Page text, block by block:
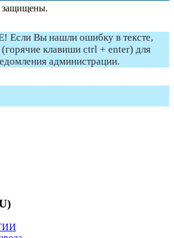
защищены.
Вы нашли ошибку в тексте,
(горячие клавиши ctrl + enter) для
администрации.